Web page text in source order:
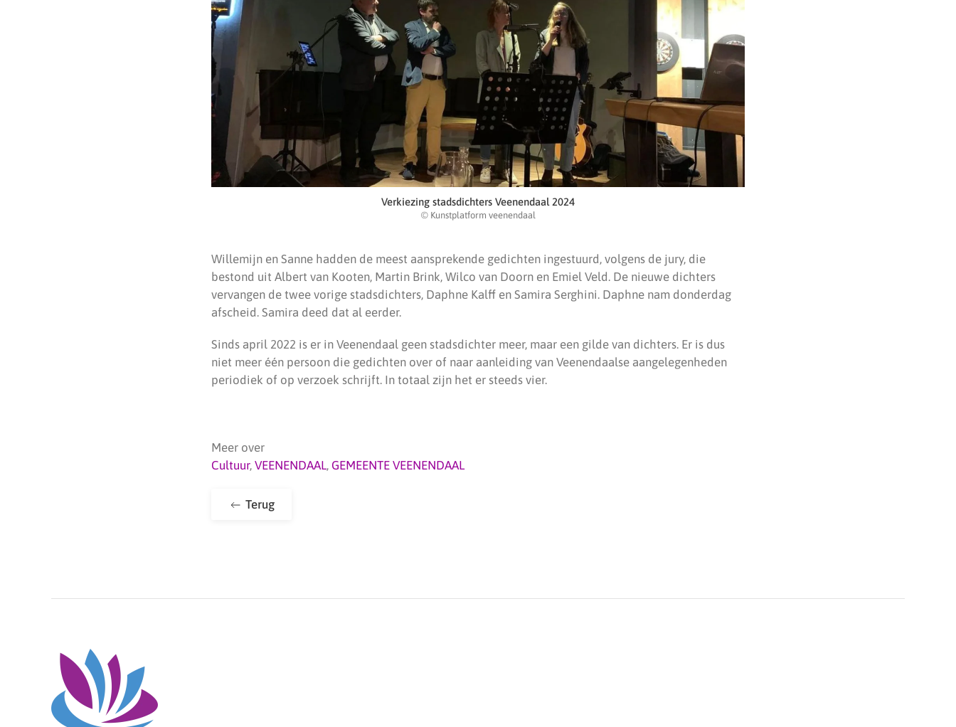
Verkiezing stadsdichters Veenendaal 2024
© Kunstplatform veenendaal
Willemijn en Sanne hadden de meest aansprekende gedichten ingestuurd, volgens de jury, die
bestond uit Albert van Kooten, Martin Brink, Wilco van Doorn en Emiel Veld. De nieuwe dichters
vervangen de twee vorige stadsdichters, Daphne Kalff en Samira Serghini. Daphne nam donderdag
afscheid. Samira deed dat al eerder.
Sinds april 2022 is er in Veenendaal geen stadsdichter meer, maar een gilde van dichters. Er is dus
niet meer één persoon die gedichten over of naar aanleiding van Veenendaalse aangelegenheden
periodiek of op verzoek schrijft. In totaal zijn het er steeds vier.
Meer over
Cultuur, VEENENDAAL, GEMEENTE VEENENDAAL
Terug